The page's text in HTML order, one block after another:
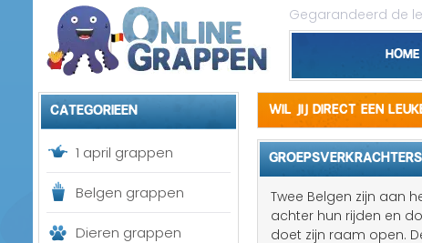
Gegarandeerd de
Home
Categorieen
1 april grappen
Belgen grappen
Dieren grappen
Wil jij direct een
GROEPSVERKRACHTERS
Twee Belgen zijn aan
achter hun rijden en
doet zijn raam open.